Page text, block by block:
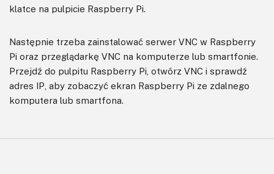
klatce na pulpicie Raspberry Pi.
Następnie trzeba zainstalować serwer VNC w Raspberry
Pi oraz przeglądarkę VNC na komputerze lub smartfonie.
Przejdź do pulpitu Raspberry Pi, otwórz VNC i sprawdź
adres IP, aby zobaczyć ekran Raspberry Pi ze zdalnego
komputera lub smartfona.